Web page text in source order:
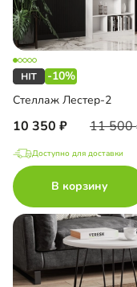
-10%
Стеллаж Лестер-2
10 350 11 500
Доступно для доставки
В корзину